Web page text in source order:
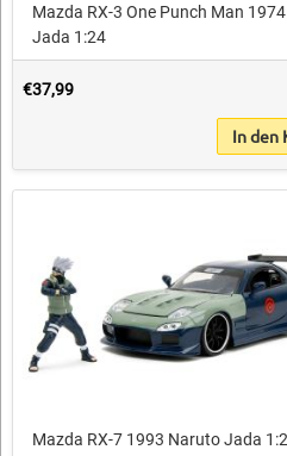
Mazda RX-3 One Punch Man 1974
Jada 1:24
€37,99
In den
Mazda RX-7 1993 Naruto Jada